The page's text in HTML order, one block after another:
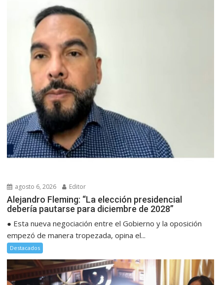
agosto 6, 2026 Editor
Alejandro Fleming: “La elección presidencial
debería pautarse para diciembre de 2028”
● Esta nueva negociación entre el Gobierno y la oposición
empezó de manera tropezada, opina el...
Destacados